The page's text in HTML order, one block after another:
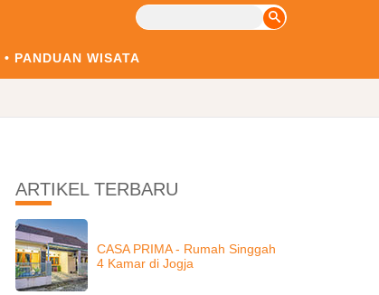
PANDUAN WISATA
ARTIKEL TERBARU
CASA PRIMA - Rumah Singgah
4 Kamar di Jogja